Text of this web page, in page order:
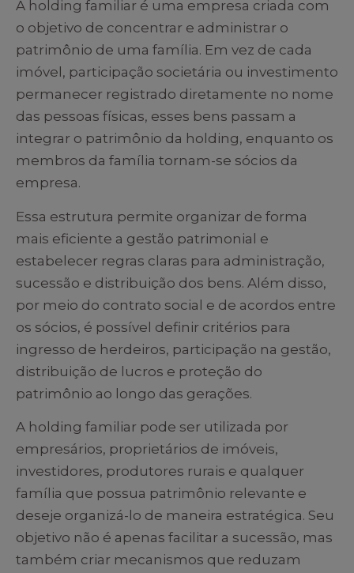
A holding familiar é uma empresa criada com
o objetivo de concentrar e administrar o
patrimônio de uma família. Em vez de cada
imóvel, participação societária ou investimento
permanecer registrado diretamente no nome
das pessoas físicas, esses bens passam a
integrar o patrimônio da holding, enquanto os
membros da família tornam-se sócios da
empresa.
Essa estrutura permite organizar de forma
mais eficiente a gestão patrimonial e
estabelecer regras claras para administração,
sucessão e distribuição dos bens. Além disso,
por meio do contrato social e de acordos entre
os sócios, é possível definir critérios para
ingresso de herdeiros, participação na gestão,
distribuição de lucros e proteção do
patrimônio ao longo das gerações.
A holding familiar pode ser utilizada por
empresários, proprietários de imóveis,
investidores, produtores rurais e qualquer
família que possua patrimônio relevante e
deseje organizá-lo de maneira estratégica. Seu
objetivo não é apenas facilitar a sucessão, mas
também criar mecanismos que reduzam